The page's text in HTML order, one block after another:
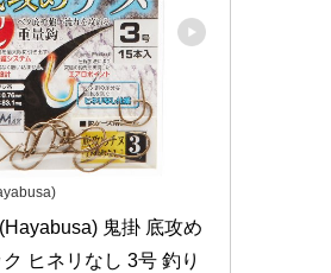
鬼掛 底攻め
ヒネリなし 3号 釣り